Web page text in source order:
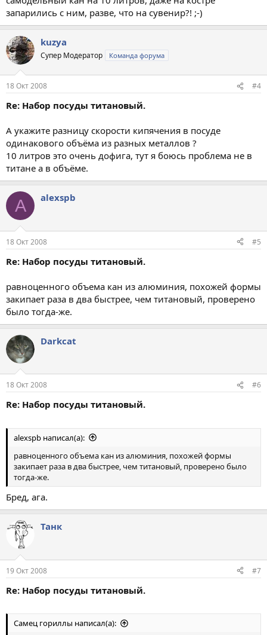
запарились с ним, разве, что на сувенир?! ;-)
kuzya
Супер Модератор Команда форума
18 Окт 2008 #4
Re: Набор посуды титановый.
А укажите разницу скорости кипячения в посуде
одинакового объёма из разных металлов ?
10 литров это очень дофига, тут я боюсь проблема не в
титане а в объёме.
A alexspb
18 Окт 2008 #5
Re: Набор посуды титановый.
равноценного объема кан из алюминия, похожей формы
закипает раза в два быстрее, чем титановый, проверено
было тогда-же.
Darkcat
18 Окт 2008 #6
Re: Набор посуды титановый.
alexspb написал(а):
равноценного объема кан из алюминия, похожей формы
закипает раза в два быстрее, чем титановый, проверено было
тогда-же.
Бред, ага.
Танк
19 Окт 2008 #7
Re: Набор посуды титановый.
Самец гориллы написал(а):